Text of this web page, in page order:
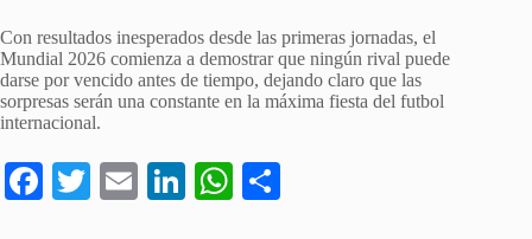
Con resultados inesperados desde las primeras jornadas, el
Mundial 2026 comienza a demostrar que ningún rival puede
darse por vencido antes de tiempo, dejando claro que las
sorpresas serán una constante en la máxima fiesta del futbol
internacional.
Fa T
E
Li
W